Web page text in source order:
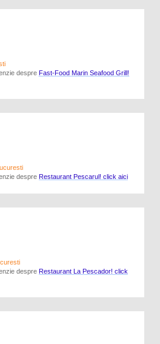
despre Fast-Food Marin Seafood Grill!
despre Restaurant Pescarul! click aici
despre Restaurant La Pescador! click